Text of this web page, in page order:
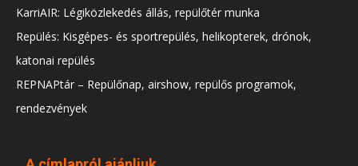
KarriAIR: Légiközlekedés állás, repülőtér munka
Repülés: Kisgépes- és sportrepülés, helikopterek, drónok,
katonai repülés
REPNAPtár – Repülőnap, airshow, repülős programok,
rendezvények